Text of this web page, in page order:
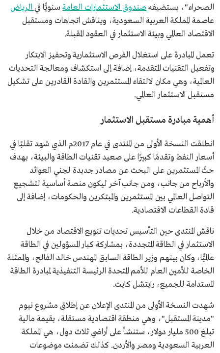
الصحراء"، يستضيفهصندوق الاستثمارات العامة سنويًّا في الرياض
عاصمة المملكة العربية السعودية، ويناقش اتجاهات ومستقبل
الاقتصاد العالمي وبيئة الاستثمار في العقود المقبلة.
تعمل المبادرة على استغلال الفرص الاستثمارية وتحفيز الابتكار
وتفعيل التقنيات المتقدمة، إضافة إلى استكشاف ومعالجة التحديات
العالمية، وهي مكان لالتقاء المستثمرين والقادة القادرين على تشكيل
مستقبل الاستثمار العالمي.
أهمية مبادرة مستقبل الاستثمار
انطلقت النسخة الأولى من المنتدى في عام 2017م الذي شهد تقلبًا في
أسعار النفط وتقدمًا كبيرًا على صعيد تقنيات الطاقة والبيئة، بهدف
حثّ المستثمرين على البحث عن مصادر جديدة لجني العوائد
والأرباح من جانب، ومن جانب آخر ليكون منصة أساسية لتشجيع
التواصل العالمي بين المستثمرين والمبتكرين والحكومات، إضافة إلى
قادة القطاعات الاقتصادية.
ناقش المنتدى حين التأسيس تحديات تنويع الاقتصاد من خلال
الاستثمار في الطاقة المتجددة، بمشاركة كبار المسؤولين في الطاقة
عالميًّا، وكان بينهم وزير الطاقة السابق المهندس خالد الفالح، والممثلة
الخاصة للأمين العام للأمم المتحدة الرئيسة التنفيذية لمبادرة الطاقة
المستدامة للجميع، رايتشل كايت.
شهدت النسخة الأولى من المنتدى الإعلان عن إطلاق مشروع نيوم
"مدينة المستقبل"، وهي منطقة اقتصادية مستقلة، بقيمة مالية
تبلغ 500 مليار دولار، ستنشأ على أراضي ثلاث دول، هي المملكة
العربية السعودية ومصر والأردن. كذلك تضمنت موضوعات